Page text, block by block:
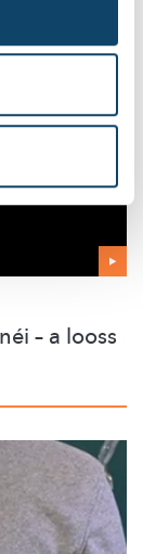
– a looss